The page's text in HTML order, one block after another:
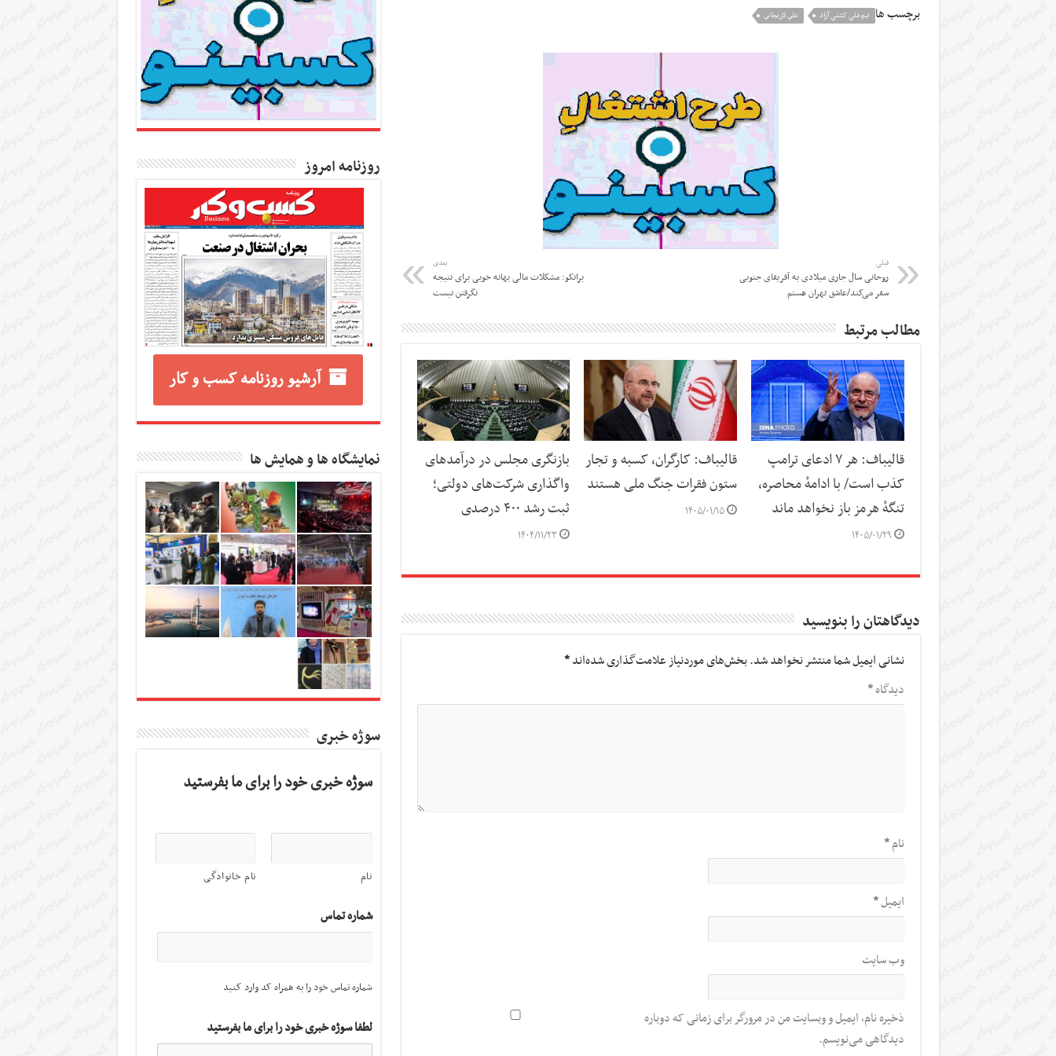
برچسب ها تیم ملی کشتی آزاد علي لاريجاني
قبلی
روحانی سال جاری میلادی به آفریقای جنوبی
سفر می‌کند/عاشق تهران هستم
بعدی
برانکو: مشکلات مالی بهانه خوبی برای نتیجه
نگرفتن نیست
مطالب مرتبط
قالیباف: هر ۷ ادعای ترامپ
کذب است/ با ادامهٔ محاصره،
تنگهٔ هرمز باز نخواهد ماند
۱۴۰۵/۰۱/۲۹
قالیباف: کارگران، کسبه و تجار
ستون فقرات جنگ ملی هستند
۱۴۰۵/۰۱/۱۵
بازنگری مجلس در درآمدهای
واگذاری شرکت‌های دولتی؛
ثبت رشد ۴۰۰ درصدی
۱۴۰۴/۱۱/۲۳
دیدگاهتان را بنویسید
نشانی ایمیل شما منتشر نخواهد شد.بخش‌های موردنیاز علامت‌گذاری شده‌اند*
دیدگاه*
نام*
ایمیل*
وب‌ سایت
ذخیره نام، ایمیل و وبسایت من در مرورگر برای زمانی که دوباره
دیدگاهی می‌نویسم.
روزنامه امروز
آرشیو روزنامه کسب و کار
نمایشگاه ها و همایش ها
سوژه خبری
سوژه خبری خود را برای ما بفرستید
نام نام خانوادگی
شماره تماس
شماره تماس خود را به همراه کد وارد کنید
لطفا سوژه خبری خود را برای ما بفرستید